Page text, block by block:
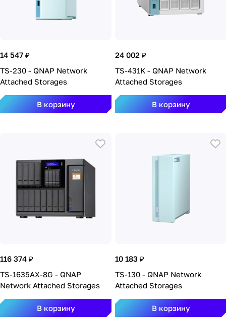
14 547 ₽
TS-230 - QNAP Network
Attached Storages
В корзину
24 002 ₽
TS-431K - QNAP Network
Attached Storages
В корзину
116 374 ₽
TS-1635AX-8G - QNAP
Network Attached Storages
В корзину
10 183 ₽
TS-130 - QNAP Network
Attached Storages
В корзину